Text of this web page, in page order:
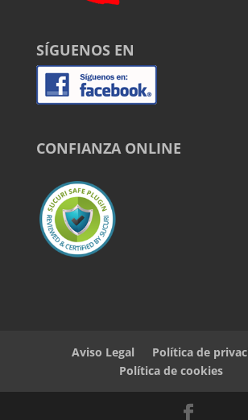
SÍGUENOS EN
CONFIANZA ONLINE
Aviso Legal
Política de
Política de cookies